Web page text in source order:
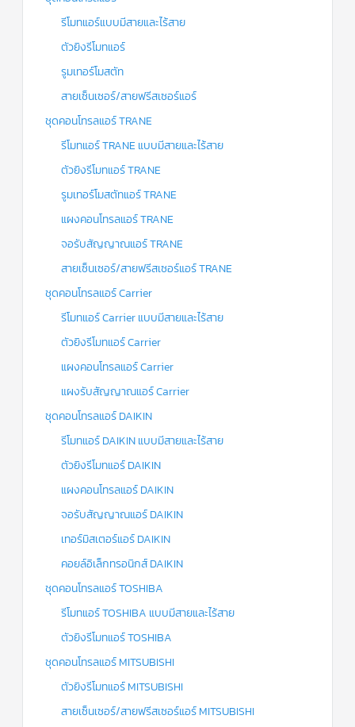
รีโมทแอร์แบบมีสายและไร้สาย
ตัวยิงรีโมทแอร์
รูมเทอร์โมสตัท
สายเซ็นเซอร์/สายฟรีสเซอร์แอร์
ชุดคอนโทรลแอร์ TRANE
รีโมทแอร์ TRANE แบบมีสายและไร้สาย
ตัวยิงรีโมทแอร์ TRANE
รูมเทอร์โมสตัทแอร์ TRANE
แผงคอนโทรลแอร์ TRANE
จอรับสัญญาณแอร์ TRANE
สายเซ็นเซอร์/สายฟรีสเซอร์แอร์ TRANE
ชุดคอนโทรลแอร์ Carrier
รีโมทแอร์ Carrier แบบมีสายและไร้สาย
ตัวยิงรีโมทแอร์ Carrier
แผงคอนโทรลแอร์ Carrier
แผงรับสัญญาณแอร์ Carrier
ชุดคอนโทรลแอร์ DAIKIN
รีโมทแอร์ DAIKIN แบบมีสายและไร้สาย
ตัวยิงรีโมทแอร์ DAIKIN
แผงคอนโทรลแอร์ DAIKIN
จอรับสัญญาณแอร์ DAIKIN
เทอร์มิสเตอร์แอร์ DAIKIN
คอยล์อิเล็กทรอนิกส์ DAIKIN
ชุดคอนโทรลแอร์ TOSHIBA
รีโมทแอร์ TOSHIBA แบบมีสายและไร้สาย
ตัวยิงรีโมทแอร์ TOSHIBA
ชุดคอนโทรลแอร์ MITSUBISHI
ตัวยิงรีโมทแอร์ MITSUBISHI
สายเซ็นเซอร์/สายฟรีสเซอร์แอร์ MITSUBISHI